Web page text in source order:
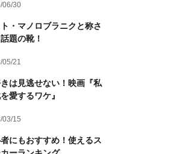
06/30
・マノロブラニクと称さ
題の靴！
05/21
は見逃せない！映画『私
愛するワケ』
03/15
にもおすすめ！使えるス